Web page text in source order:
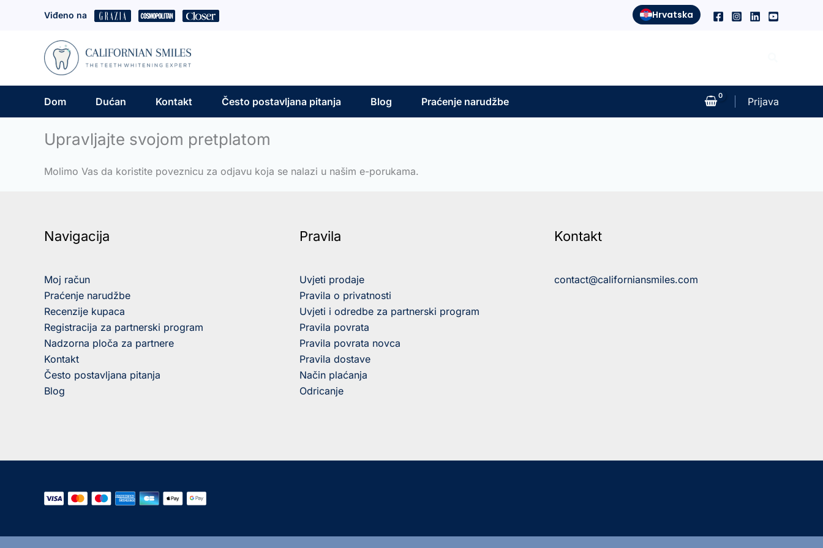
Viđeno na Hrvatska
Dom Dućan Kontakt Često postavljana pitanja Blog Praćenje narudžbe Prijava
Upravljajte svojom pretplatom
Molimo Vas da koristite poveznicu za odjavu koja se nalazi u našim e-porukama.
Navigacija
Moj račun
Praćenje narudžbe
Recenzije kupaca
Registracija za partnerski program
Nadzorna ploča za partnere
Kontakt
Često postavljana pitanja
Blog
Pravila
Uvjeti prodaje
Pravila o privatnosti
Uvjeti i odredbe za partnerski program
Pravila povrata
Pravila povrata novca
Pravila dostave
Način plaćanja
Odricanje
Kontakt
contact@californiansmiles.com